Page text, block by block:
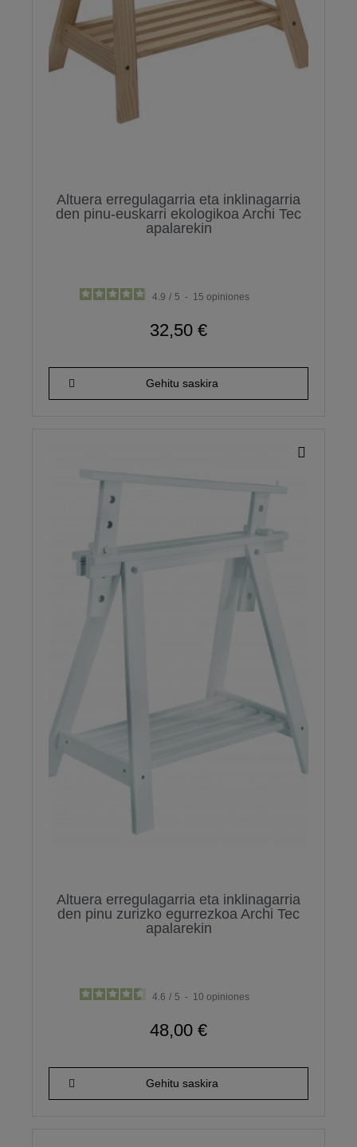
Altuera erregulagarria eta inklinagarria
den pinu-euskarri ekologikoa Archi Tec
apalarekin
4.9 / 5 - 15opiniones
32,50 €
Gehitu saskira
Altuera erregulagarria eta inklinagarria
den pinu zurizko egurrezkoa Archi Tec
apalarekin
4.6 / 5 - 10opiniones
48,00 €
Gehitu saskira